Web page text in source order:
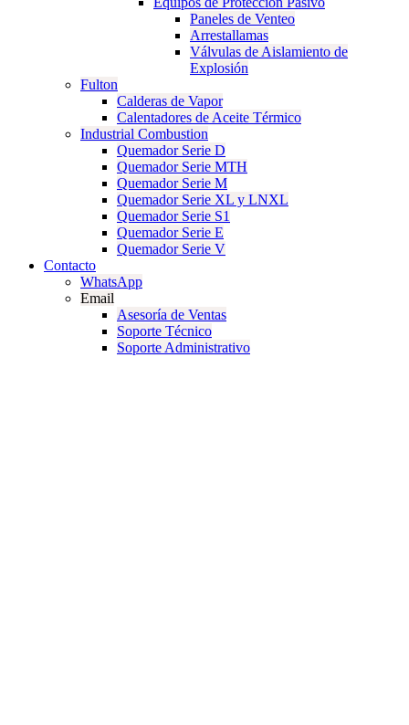
Paneles de Venteo
Arrestallamas
Válvulas de Aislamiento de
Explosión
Fulton
Calderas de Vapor
Calentadores de Aceite Térmico
Industrial Combustion
Quemador Serie D
Quemador Serie MTH
Quemador Serie M
Quemador Serie XL y LNXL
Quemador Serie S1
Quemador Serie E
Quemador Serie V
Contacto
WhatsApp
Email
Asesoría de Ventas
Soporte Técnico
Soporte Administrativo